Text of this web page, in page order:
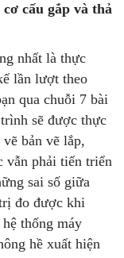
cấu gắp và thả
nhất là thực
lần lượt theo
qua chuỗi 7 bài
sẽ được thực
bản vẽ lắp,
vẫn phải tiến triển
sai số giữa
đo được khi
thống máy
hề xuất hiện